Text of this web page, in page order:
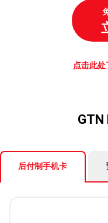
点击此
GTN
后付制手机卡